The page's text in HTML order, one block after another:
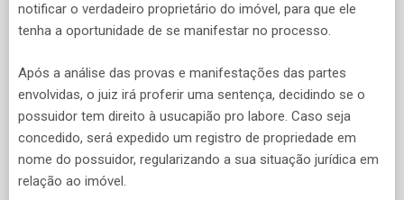
notificar o verdadeiro proprietário do imóvel, para que ele
tenha a oportunidade de se manifestar no processo.
Após a análise das provas e manifestações das partes
envolvidas, o juiz irá proferir uma sentença, decidindo se o
possuidor tem direito à usucapião pro labore. Caso seja
concedido, será expedido um registro de propriedade em
nome do possuidor, regularizando a sua situação jurídica em
relação ao imóvel.